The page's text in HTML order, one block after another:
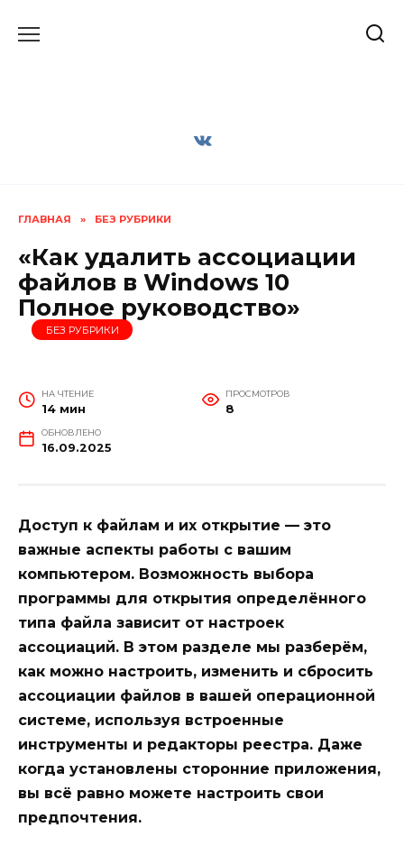
ГЛАВНАЯ » БЕЗ РУБРИКИ
«Как удалить ассоциации
файлов в Windows 10
Полное руководство»
БЕЗ РУБРИКИ
НА ЧТЕНИЕ
14 мин
ПРОСМОТРОВ
8
ОБНОВЛЕНО
16.09.2025
Доступ к файлам и их открытие — это
важные аспекты работы с вашим
компьютером. Возможность выбора
программы для открытия определённого
типа файла зависит от настроек
ассоциаций. В этом разделе мы разберём,
как можно настроить, изменить и сбросить
ассоциации файлов в вашей операционной
системе, используя встроенные
инструменты и редакторы реестра. Даже
когда установлены сторонние приложения,
вы всё равно можете настроить свои
предпочтения.